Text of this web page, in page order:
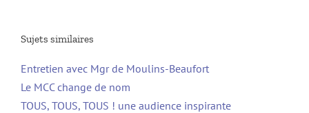
Sujets similaires
Entretien avec Mgr de Moulins-Beaufort
Le MCC change de nom
TOUS, TOUS, TOUS ! une audience inspirante